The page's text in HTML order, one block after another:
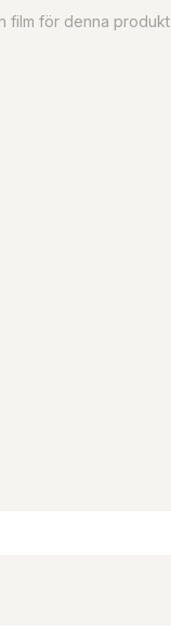
film för denna produkt